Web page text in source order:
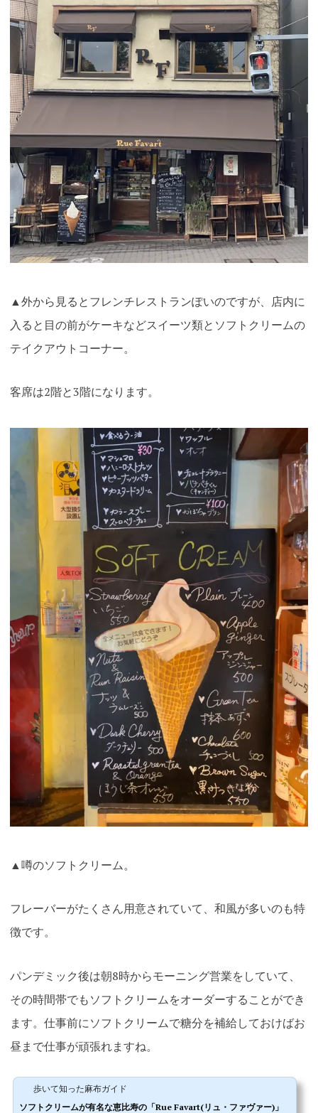
▲外から見るとフレンチレストランぽいのですが、店内に
入ると目の前がケーキなどスイーツ類とソフトクリームの
テイクアウトコーナー。
客席は2階と3階になります。
▲噂のソフトクリーム。
フレーバーがたくさん用意されていて、和風が多いのも特
徴です。
パンデミック後は朝8時からモーニング営業をしていて、
その時間帯でもソフトクリームをオーダーすることができ
ます。仕事前にソフトクリームで糖分を補給しておけばお
昼まで仕事が頑張れますね。
歩いて知った麻布ガイド
ソフトクリームが有名な恵比寿の「Rue Favart(リュ・ファヴァー)」